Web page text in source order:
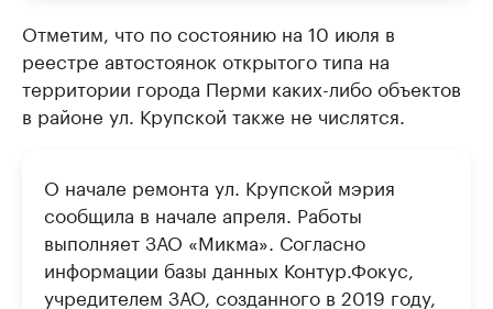
Отметим, что по состоянию на 10 июля в
реестре автостоянок открытого типа на
территории города Перми каких-либо объектов
в районе ул. Крупской также не числятся.
О начале ремонта ул. Крупской мэрия
сообщила в начале апреля. Работы
выполняет ЗАО «Микма». Согласно
информации базы данных Контур.Фокус,
учредителем ЗАО, созданного в 2019 году,